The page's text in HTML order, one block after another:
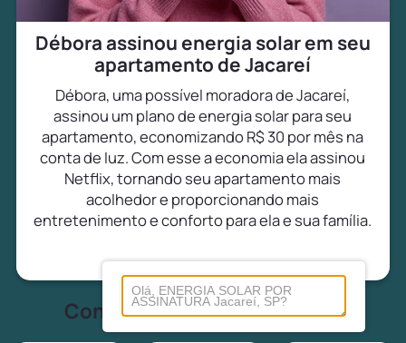
Débora assinou energia solar em seu
apartamento de Jacareí
Débora, uma possível moradora de Jacareí,
assinou um plano de energia solar para seu
apartamento, economizando R$ 30 por mês na
conta de luz. Com esse a economia ela assinou
Netflix, tornando seu apartamento mais
acolhedor e proporcionando mais
entretenimento e conforto para ela e sua família.
Conheça tudo sobre energia